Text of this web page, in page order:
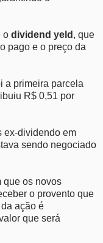
o dividend yeld , que
pago e o preço da
a primeira parcela
R$ 0,51 por
ex-dividendo em
sendo negociado
que os novos
o provento que
ação é
que será